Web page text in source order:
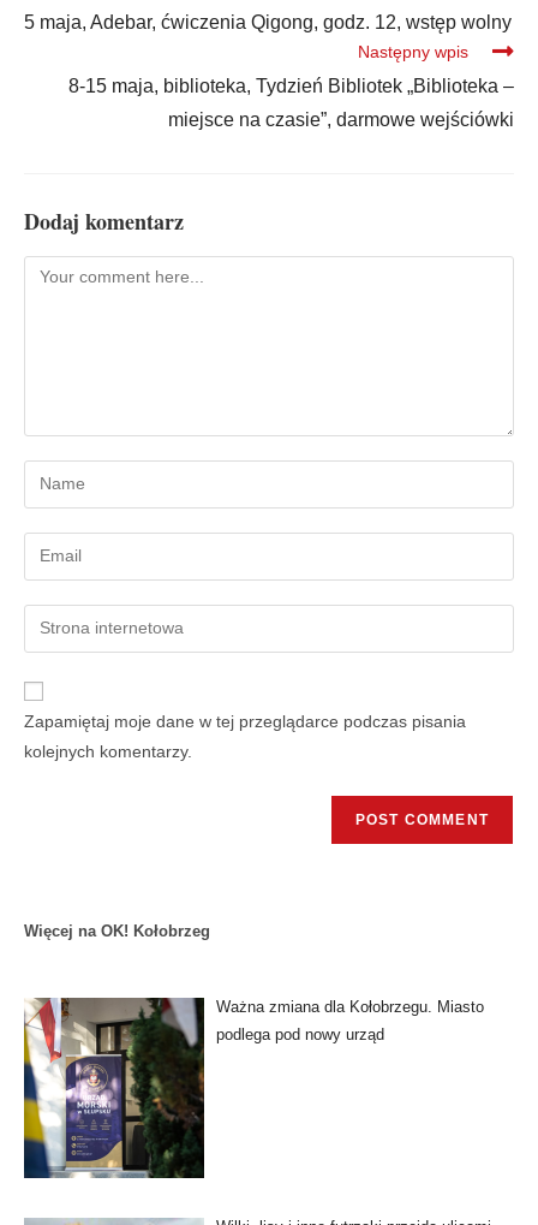
5 maja, Adebar, ćwiczenia Qigong, godz. 12, wstęp wolny
Następny wpis
8-15 maja, biblioteka, Tydzień Bibliotek „Biblioteka –
miejsce na czasie”, darmowe wejściówki
Dodaj komentarz
Zapamiętaj moje dane w tej przeglądarce podczas pisania
kolejnych komentarzy.
Więcej na OK! Kołobrzeg
Ważna zmiana dla Kołobrzegu. Miasto
podlega pod nowy urząd